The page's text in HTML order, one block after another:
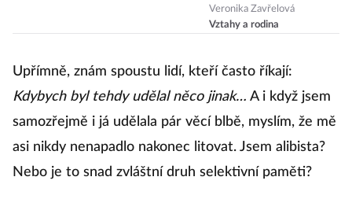
důležitá
autenticita a jak
Veronika Zavřelová
Vztahy a rodina
Upřímně, znám spoustu lidí, kteří často říkají:
Kdybych byl tehdy udělal něco jinak… A i když jsem
samozřejmě i já udělala pár věcí blbě, myslím, že mě
asi nikdy nenapadlo nakonec litovat. Jsem alibista?
Nebo je to snad zvláštní druh selektivní paměti?